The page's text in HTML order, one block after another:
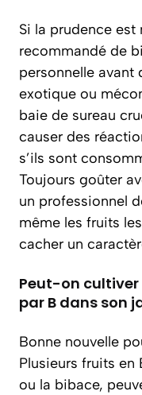
Si la prudence
recommandé de
personnelle avant
exotique ou
baie de sureau
causer des
s’ils sont
Toujours goûter
un professionnel
même les fruits
cacher un
Peut-on
par B dans son
Bonne nouvelle
Plusieurs fruits en
ou la bibace,